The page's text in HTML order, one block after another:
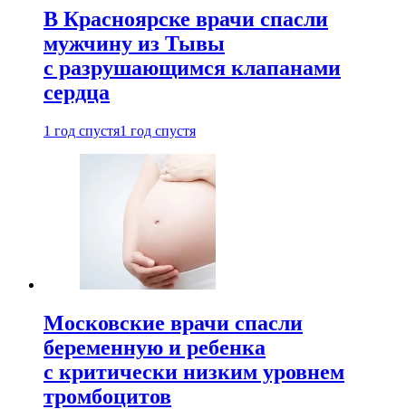
В Красноярске врачи спасли
мужчину из Тывы
с разрушающимся клапанами
сердца
1 год спустя1 год спустя
Московские врачи спасли
беременную и ребенка
с критически низким уровнем
тромбоцитов